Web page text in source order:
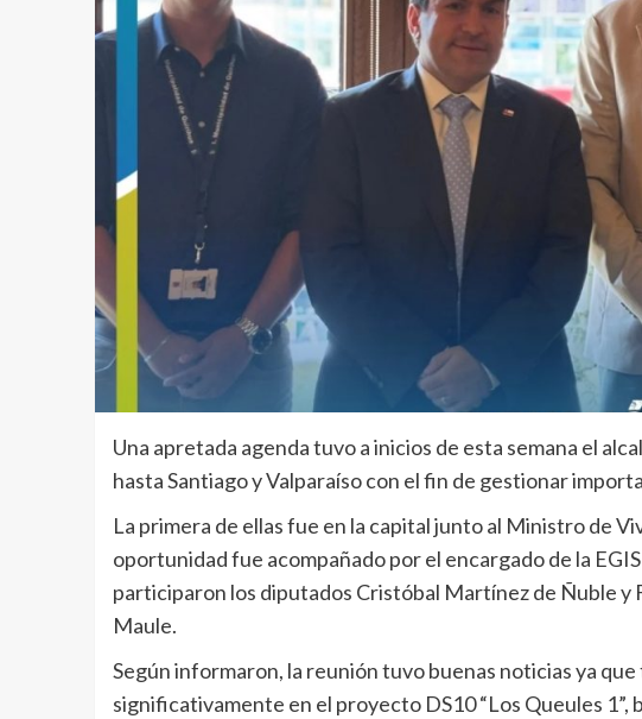
Una apretada agenda tuvo a inicios de esta semana el
hasta Santiago y Valparaíso con el fin de gestionar
La primera de ellas fue en la capital junto al Ministro de
oportunidad fue acompañado por el encargado de la
participaron los diputados Cristóbal Martínez de Ñuble y
Maule.
Según informaron, la reunión tuvo buenas noticias ya
significativamente en el proyecto DS10 “Los Queules